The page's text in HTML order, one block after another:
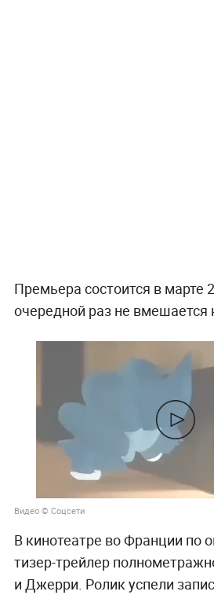
Премьера состоится в марте
очередной раз не вмешается
Видео © Соцсети
В кинотеатре во Франции по
тизер-трейлер
и Джерри. Ролик успели